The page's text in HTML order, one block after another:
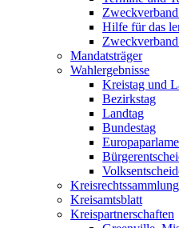
Hilfe für das
Mandatsträger
Wahlergebnisse
Kreistag und
Bezirkstag
Landtag
Bundestag
Kreisrechtssammlung
Kreisamtsblatt
Kreispartnerschaften